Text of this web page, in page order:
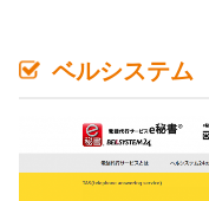
ベルシステム